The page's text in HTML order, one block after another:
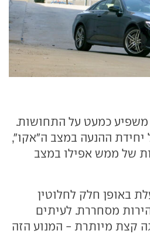
משפיע כמעט על התחושות.
ההנעה במצב ה"אקו",
של ממש אפילו במצב
פועלת באופן חלק לחלוטין
מסחררת. לעיתים
קצת מיותרת - המנוע הזה